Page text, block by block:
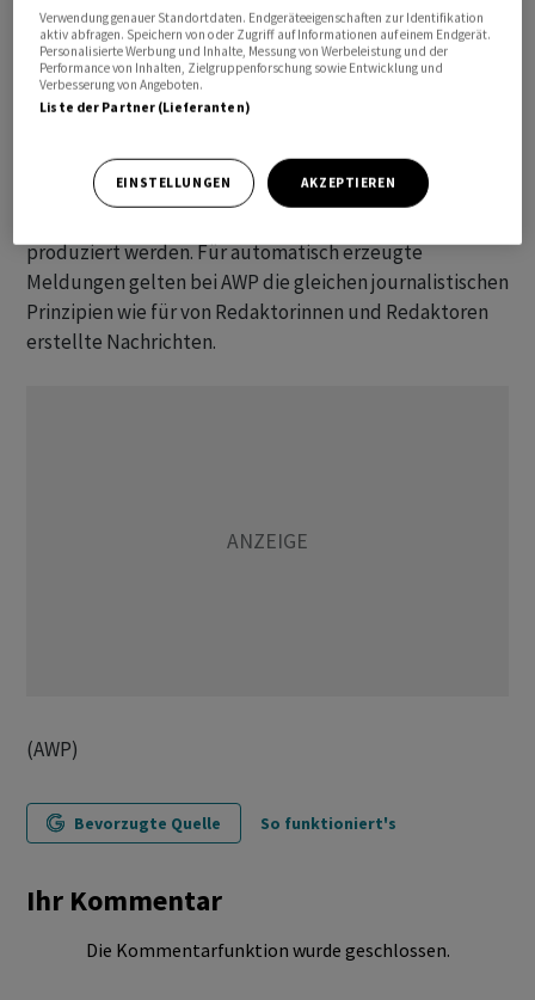
Alle Meldungen werden mit journalistischer Sorgfalt
erarbeitet. Für Verzögerungen, Irrtümer, Fehler und
Unterlassungen wird jedoch keine Haftung
übernommen. Kopien, Nachdrucke oder sonstige
Der News-Service enthält Meldungen, die mit Hilfe von
produziert werden. Für automatisch erzeugte
Meldungen gelten bei AWP die gleichen journalistischen
Prinzipien wie für von Redaktorinnen und Redaktoren
erstellte Nachrichten.
(AWP)
Bevorzugte Quelle So funktioniert's
Ihr Kommentar
Die Kommentarfunktion wurde geschlossen.
Verwendung genauer Standortdaten. Endgeräteeigenschaften zur Identifikation
aktiv abfragen. Speichern von oder Zugriff auf Informationen auf einem Endgerät.
Personalisierte Werbung und Inhalte, Messung von Werbeleistung und der
Performance von Inhalten, Zielgruppenforschung sowie Entwicklung und
Verbesserung von Angeboten.
Liste der Partner (Lieferanten)
EINSTELLUNGEN AKZEPTIEREN